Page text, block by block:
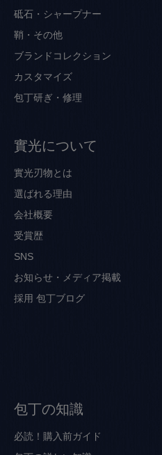
砥石・シャープナー
鞘・その他
ブランドコレクション
カスタマイズ
包丁研ぎ・修理
實光について
實光刃物とは
選ばれる理由
会社概要
受賞歴
SNS
お知らせ・メディア掲載
採用 包丁ブログ
包丁の知識
必読！購入前ガイド